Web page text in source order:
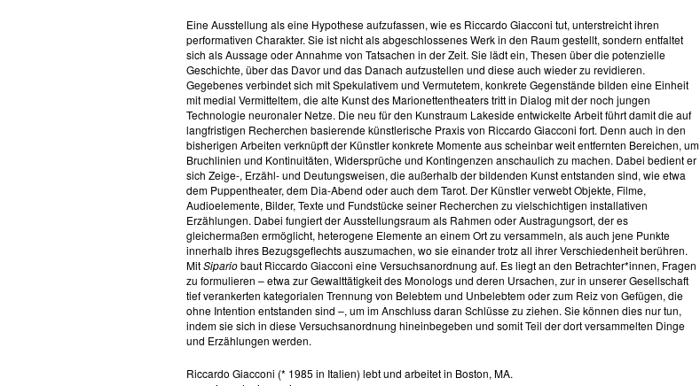
Eine Ausstellung als eine Hypothese aufzufassen, wie es Riccardo Giacconi tut, unterstreicht ihren
performativen Charakter. Sie ist nicht als abgeschlossenes Werk in den Raum gestellt, sondern entfaltet
sich als Aussage oder Annahme von Tatsachen in der Zeit. Sie lädt ein, Thesen über die potenzielle
Geschichte, über das Davor und das Danach aufzustellen und diese auch wieder zu revidieren.
Gegebenes verbindet sich mit Spekulativem und Vermutetem, konkrete Gegenstände bilden eine Einheit
mit medial Vermitteltem, die alte Kunst des Marionettentheaters tritt in Dialog mit der noch jungen
Technologie neuronaler Netze. Die neu für den Kunstraum Lakeside entwickelte Arbeit führt damit die auf
langfristigen Recherchen basierende künstlerische Praxis von Riccardo Giacconi fort. Denn auch in den
bisherigen Arbeiten verknüpft der Künstler konkrete Momente aus scheinbar weit entfernten Bereichen, um
Bruchlinien und Kontinuitäten, Widersprüche und Kontingenzen anschaulich zu machen. Dabei bedient er
sich Zeige-, Erzähl- und Deutungsweisen, die außerhalb der bildenden Kunst entstanden sind, wie etwa
dem Puppentheater, dem Dia-Abend oder auch dem Tarot. Der Künstler verwebt Objekte, Filme,
Audioelemente, Bilder, Texte und Fundstücke seiner Recherchen zu vielschichtigen installativen
Erzählungen. Dabei fungiert der Ausstellungsraum als Rahmen oder Austragungsort, der es
gleichermaßen ermöglicht, heterogene Elemente an einem Ort zu versammeln, als auch jene Punkte
innerhalb ihres Bezugsgeflechts auszumachen, wo sie einander trotz all ihrer Verschiedenheit berühren.
MitSipariobaut Riccardo Giacconi eine Versuchsanordnung auf. Es liegt an den Betrachter*innen, Fragen
zu formulieren – etwa zur Gewalttätigkeit des Monologs und deren Ursachen, zur in unserer Gesellschaft
tief verankerten kategorialen Trennung von Belebtem und Unbelebtem oder zum Reiz von Gefügen, die
ohne Intention entstanden sind –, um im Anschluss daran Schlüsse zu ziehen. Sie können dies nur tun,
indem sie sich in diese Versuchsanordnung hineinbegeben und somit Teil der dort versammelten Dinge
und Erzählungen werden.
Riccardo Giacconi (* 1985 in Italien) lebt und arbeitet in Boston, MA.